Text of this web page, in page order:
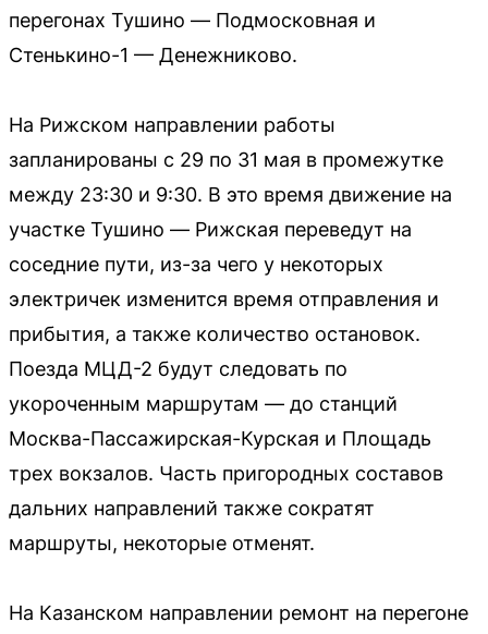
перегонах Тушино — Подмосковная и
Стенькино-1 — Денежниково.
На Рижском направлении работы
запланированы с 29 по 31 мая в промежутке
между 23:30 и 9:30. В это время движение на
участке Тушино — Рижская переведут на
соседние пути, из-за чего у некоторых
электричек изменится время отправления и
прибытия, а также количество остановок.
Поезда МЦД-2 будут следовать по
укороченным маршрутам — до станций
Москва-Пассажирская-Курская и Площадь
трех вокзалов. Часть пригородных составов
дальних направлений также сократят
маршруты, некоторые отменят.
На Казанском направлении ремонт на перегоне